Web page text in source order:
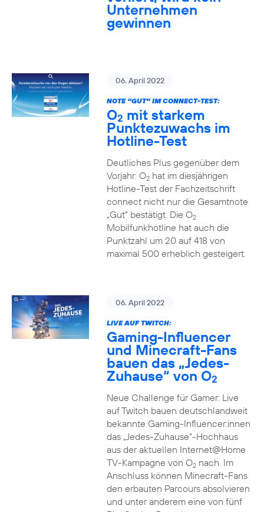
Unternehmen
gewinnen
06. April 2022
NOTE “GUT” IM CONNECT-TEST:
O2 mit starkem
Punktezuwachs im
Hotline-Test
Deutliches Plus gegenüber dem
Vorjahr: O2hat im diesjährigen
Hotline-Test der Fachzeitschrift
connect nicht nur die Gesamtnote
„Gut“ bestätigt. Die O2
Mobilfunkhotline hat auch die
Punktzahl um 20 auf 418 von
maximal 500 erheblich gesteigert.
06. April 2022
LIVE AUF TWITCH:
Gaming-Influencer
und Minecraft-Fans
bauen das „Jedes-
Zuhause“ von O2
Neue Challenge für Gamer: Live
auf Twitch bauen deutschlandweit
bekannte Gaming-Influencer:innen
das „Jedes-Zuhause“-Hochhaus
aus der aktuellen Internet@Home
TV-Kampagne von O2nach. Im
Anschluss können Minecraft-Fans
den erbauten Parcours absolvieren
und unter anderem eine von fünf